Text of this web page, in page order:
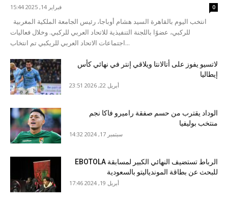
فبراير 14, 2025 15:44 0
للركبي، عضوًا باللجنة التنفيذية للاتحاد العربي للركبي. وخلال فعاليات
اجتماعات الاتحاد العربي للريكبي تم انتخاب...
لاتسيو يفوز على أتالانتا ويلاقي إنتر في نهائي كأس
إيطاليا
أبريل 22, 2026 23:51
الوداد يقترب من حسم صفقة راميرو فاكا نجم
منتخب بوليفيا
سبتمبر 17, 2024 14:32
الرباط تستضيف النهائي الكبير لمسابقة EBOTOLA
للبحث عن بطاقة الموندياليتو بالسعودية
أبريل 19, 2024 17:46